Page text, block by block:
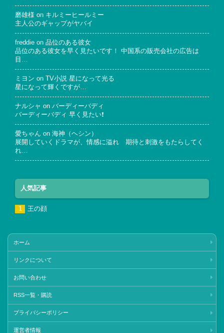
磨雄様 on キルミーヒールミー
主人公のギャップがヤバイ
freddie on 品位のある彼女
品位のある彼女を早く見たいです！ 中国系の販売会社の広告は
目…
ミヨン on TV小説 星になって光る
星になって輝くですが…
ナルシャ on バーディーバディ
バーディーバディ 早く見たい❗
愛ちゃん on 海神（ヘシン）
展開していくドラマが、情感に溢れ 期待と刺激をもたらしてく
れ…
人気記事
王の顔
ホーム
リンクについて
お問い合わせ
RSS一覧・購読
プライバシーポリシー
運営者情報